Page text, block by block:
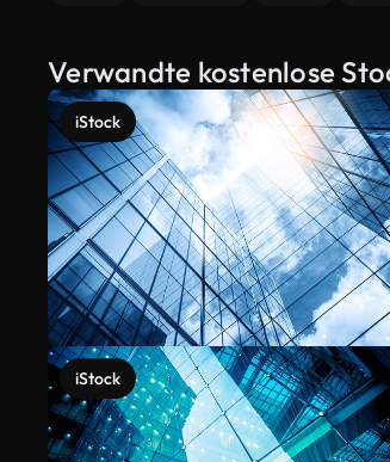
Verwandte kostenlose
iStock
iStock